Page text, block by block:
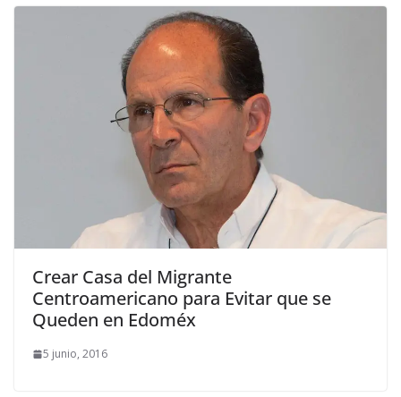
Crear Casa del Migrante
Centroamericano para Evitar que se
Queden en Edoméx
5 junio, 2016